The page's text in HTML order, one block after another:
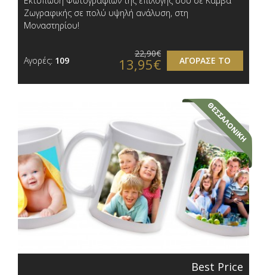
Ζωγραφικής σε πολύ υψηλή ανάλυση​, στη
Μοναστηρίου!
Αγορές: 109 ΑΓΟΡΑΣΕ ΤΟ
22,90€
13,95€
Best Price